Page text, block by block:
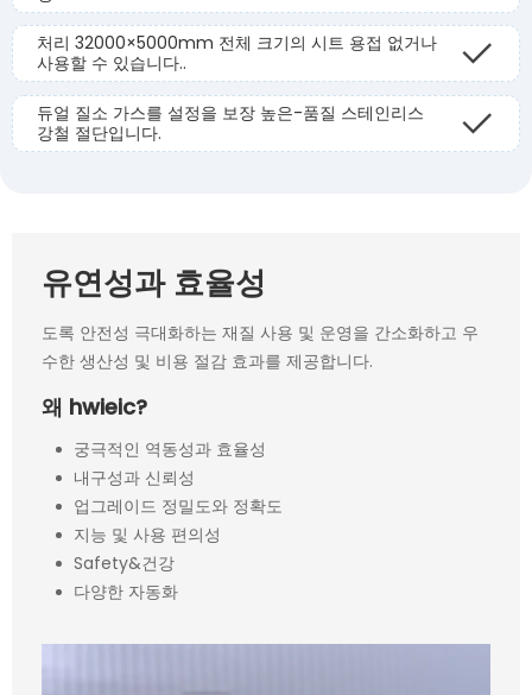
처리 32000×5000mm 전체 크기의 시트 용접 없거나
사용할 수 있습니다..
듀얼 질소 가스를 설정을 보장 높은-품질 스테인리스
강철 절단입니다.
유연성과 효율성
도록 안전성 극대화하는 재질 사용 및 운영을 간소화하고 우
수한 생산성 및 비용 절감 효과를 제공합니다.
왜 hwieic?
궁극적인 역동성과 효율성
내구성과 신뢰성
업그레이드 정밀도와 정확도
지능 및 사용 편의성
Safety&건강
다양한 자동화